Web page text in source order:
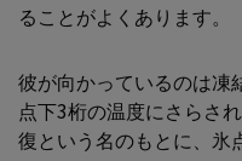
ることがよくあります。
彼が向かっているのは凍
点下3桁の温度にさらさ
復という名のもとに、氷